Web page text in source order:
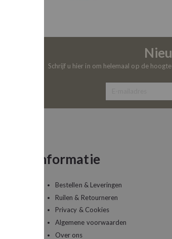
Schrijf u hier in om helemaal op de
Informatie
Bestellen & Leveringen
Ruilen & Retourneren
Privacy & Cookies
Algemene voorwaarden
Over ons